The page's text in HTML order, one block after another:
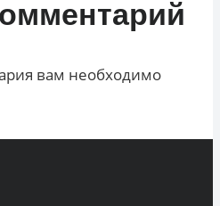
вам необходимо